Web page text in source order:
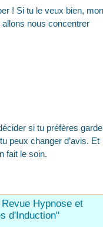
! Si tu le veux bien, mon
nous concentrer
si tu préfères
peux changer d’avis. Et
fait le soin.
Hypnose et
d'Induction"